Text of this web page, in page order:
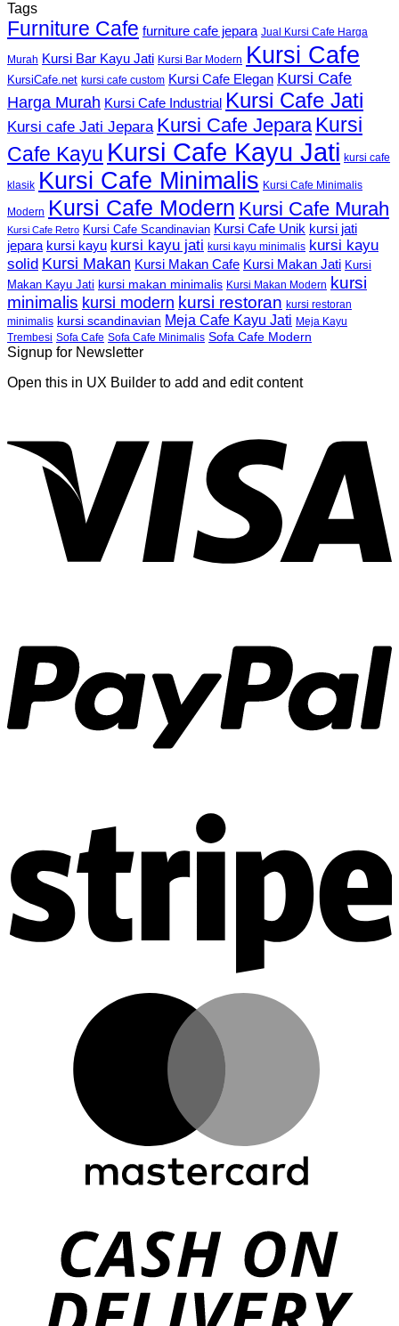
Tags
Furniture Cafe furniture cafe jepara Jual Kursi Cafe Harga
Murah Kursi Bar Kayu Jati Kursi Bar Modern Kursi Cafe
KursiCafe.net kursi cafe custom Kursi Cafe Elegan Kursi Cafe
Harga Murah Kursi Cafe Industrial Kursi Cafe Jati
Kursi cafe Jati Jepara Kursi Cafe Jepara Kursi
Cafe Kayu Kursi Cafe Kayu Jati kursi cafe
klasik Kursi Cafe Minimalis Kursi Cafe Minimalis
Modern Kursi Cafe Modern Kursi Cafe Murah
Kursi Cafe Retro Kursi Cafe Scandinavian Kursi Cafe Unik kursi jati
jepara kursi kayu kursi kayu jati kursi kayu minimalis kursi kayu
solid Kursi Makan Kursi Makan Cafe Kursi Makan Jati Kursi
Makan Kayu Jati kursi makan minimalis Kursi Makan Modern
kursi
minimalis kursi modern kursi restoran kursi restoran
minimalis kursi scandinavian Meja Cafe Kayu Jati Meja Kayu
Trembesi Sofa Cafe Sofa Cafe Minimalis Sofa Cafe Modern
Signup for Newsletter
Open this in UX Builder to add and edit content